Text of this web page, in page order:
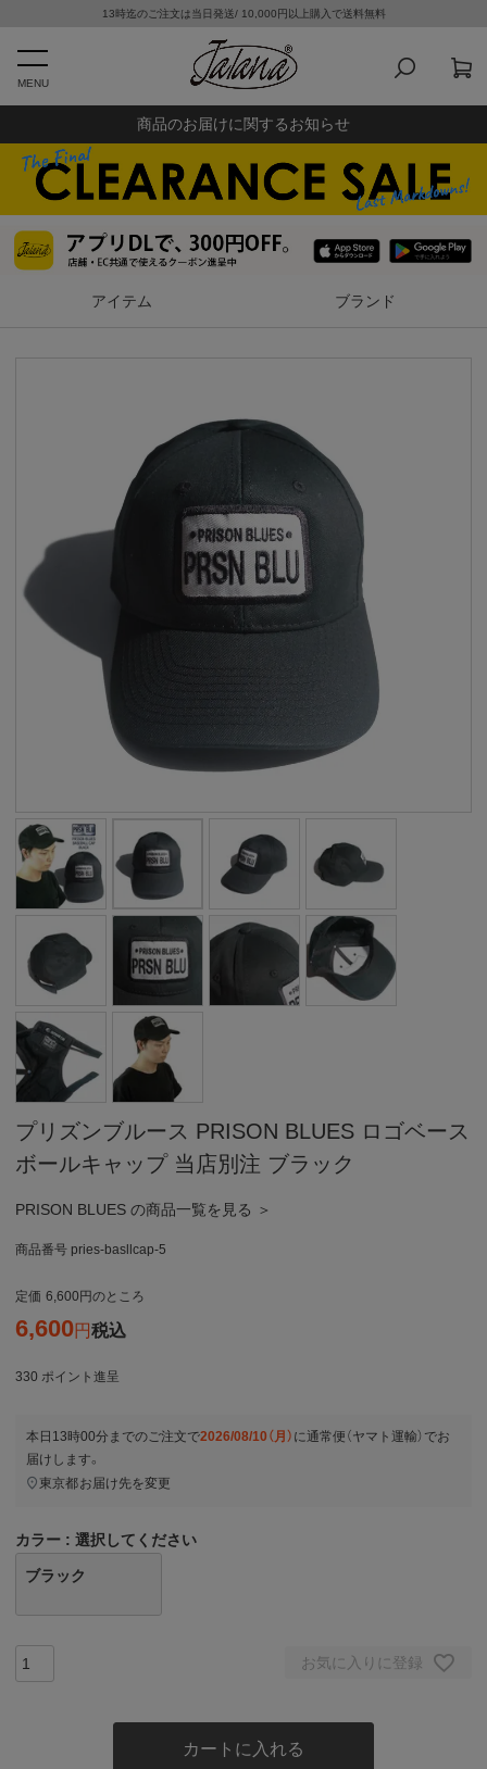
13時迄のご注文は当日発送/ 10,000円以上購入で送料無料
MENU
商品のお届けに関するお知らせ
アイテム ブランド
プリズンブルース PRISON BLUES ロゴベース
ボールキャップ 当店別注 ブラック
PRISON BLUES の商品一覧を見る ＞
商品番号 pries-basllcap-5
定価 6,600 のところ
6,600 税込
330 ポイント進呈
本日 13時00分 までのご注文で2026/08/10（月） に通常便（ヤマト運輸） でお
届けします。
東京都お届け先を変更
カラー 選択してください
ブラック
お気に入りに登録
カートに入れる